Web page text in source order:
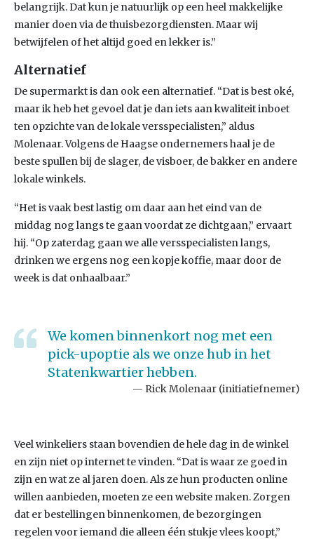
belangrijk. Dat kun je natuurlijk op een heel makkelijke
manier doen via de thuisbezorgdiensten. Maar wij
betwijfelen of het altijd goed en lekker is.”
Alternatief
De supermarkt is dan ook een alternatief. “Dat is best oké,
maar ik heb het gevoel dat je dan iets aan kwaliteit inboet
ten opzichte van de lokale versspecialisten,” aldus
Molenaar. Volgens de Haagse ondernemers haal je de
beste spullen bij de slager, de visboer, de bakker en andere
lokale winkels.
“Het is vaak best lastig om daar aan het eind van de
middag nog langs te gaan voordat ze dichtgaan,” ervaart
hij. “Op zaterdag gaan we alle versspecialisten langs,
drinken we ergens nog een kopje koffie, maar door de
week is dat onhaalbaar.”
We komen binnenkort nog met een
pick-upoptie als we onze hub in het
Statenkwartier hebben.
Rick Molenaar (initiatiefnemer)
Veel winkeliers staan bovendien de hele dag in de winkel
en zijn niet op internet te vinden. “Dat is waar ze goed in
zijn en wat ze al jaren doen. Als ze hun producten online
willen aanbieden, moeten ze een website maken. Zorgen
dat er bestellingen binnenkomen, de bezorgingen
regelen voor iemand die alleen één stukje vlees koopt,”